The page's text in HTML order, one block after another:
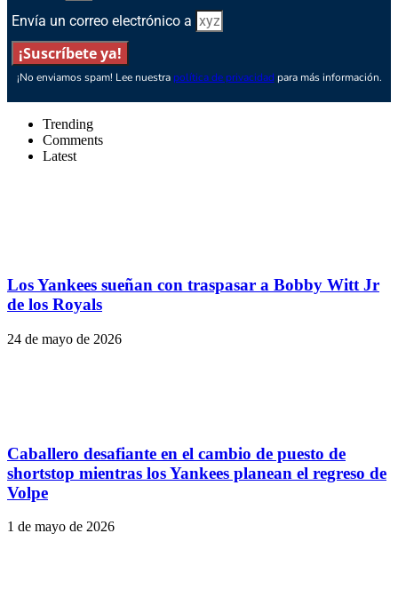
Envía un correo electrónico a
¡Suscríbete ya!
¡No enviamos spam! Lee nuestra política de privacidad para más información.
Trending
Comments
Latest
Los Yankees sueñan con traspasar a Bobby Witt Jr
de los Royals
24 de mayo de 2026
Caballero desafiante en el cambio de puesto de
shortstop mientras los Yankees planean el regreso de
Volpe
1 de mayo de 2026